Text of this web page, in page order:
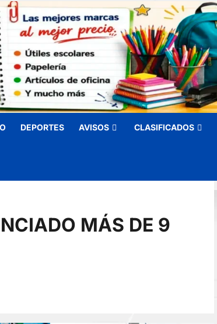
DEPORTES AVISOS CLASIFICADOS
MÁS DE 9